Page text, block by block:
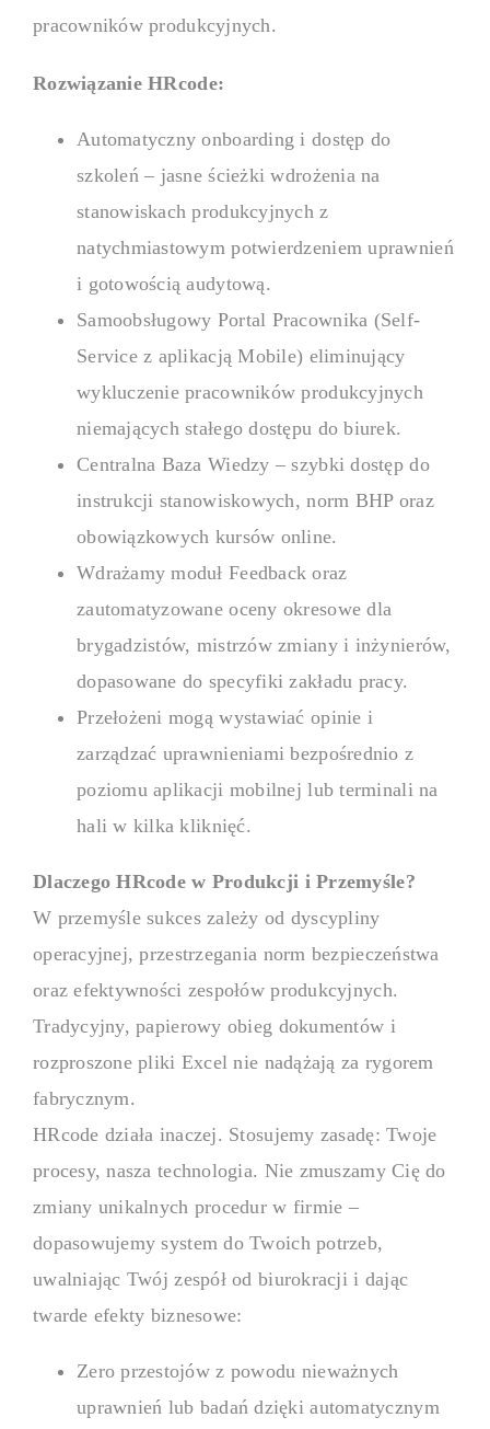
pracowników produkcyjnych.
Rozwiązanie HRcode:
Automatyczny onboarding i dostęp do
szkoleń – jasne ścieżki wdrożenia na
stanowiskach produkcyjnych z
natychmiastowym potwierdzeniem uprawnień
i gotowością audytową.
Samoobsługowy Portal Pracownika (Self-
Service z aplikacją Mobile) eliminujący
wykluczenie pracowników produkcyjnych
niemających stałego dostępu do biurek.
Centralna Baza Wiedzy – szybki dostęp do
instrukcji stanowiskowych, norm BHP oraz
obowiązkowych kursów online.
Wdrażamy moduł Feedback oraz
zautomatyzowane oceny okresowe dla
brygadzistów, mistrzów zmiany i inżynierów,
dopasowane do specyfiki zakładu pracy.
Przełożeni mogą wystawiać opinie i
zarządzać uprawnieniami bezpośrednio z
poziomu aplikacji mobilnej lub terminali na
hali w kilka kliknięć.
Dlaczego HRcode w Produkcji i Przemyśle?
W przemyśle sukces zależy od dyscypliny
operacyjnej, przestrzegania norm bezpieczeństwa
oraz efektywności zespołów produkcyjnych.
Tradycyjny, papierowy obieg dokumentów i
rozproszone pliki Excel nie nadążają za rygorem
fabrycznym.
HRcode działa inaczej. Stosujemy zasadę: Twoje
procesy, nasza technologia. Nie zmuszamy Cię do
zmiany unikalnych procedur w firmie –
dopasowujemy system do Twoich potrzeb,
uwalniając Twój zespół od biurokracji i dając
twarde efekty biznesowe:
Zero przestojów z powodu nieważnych
uprawnień lub badań dzięki automatycznym